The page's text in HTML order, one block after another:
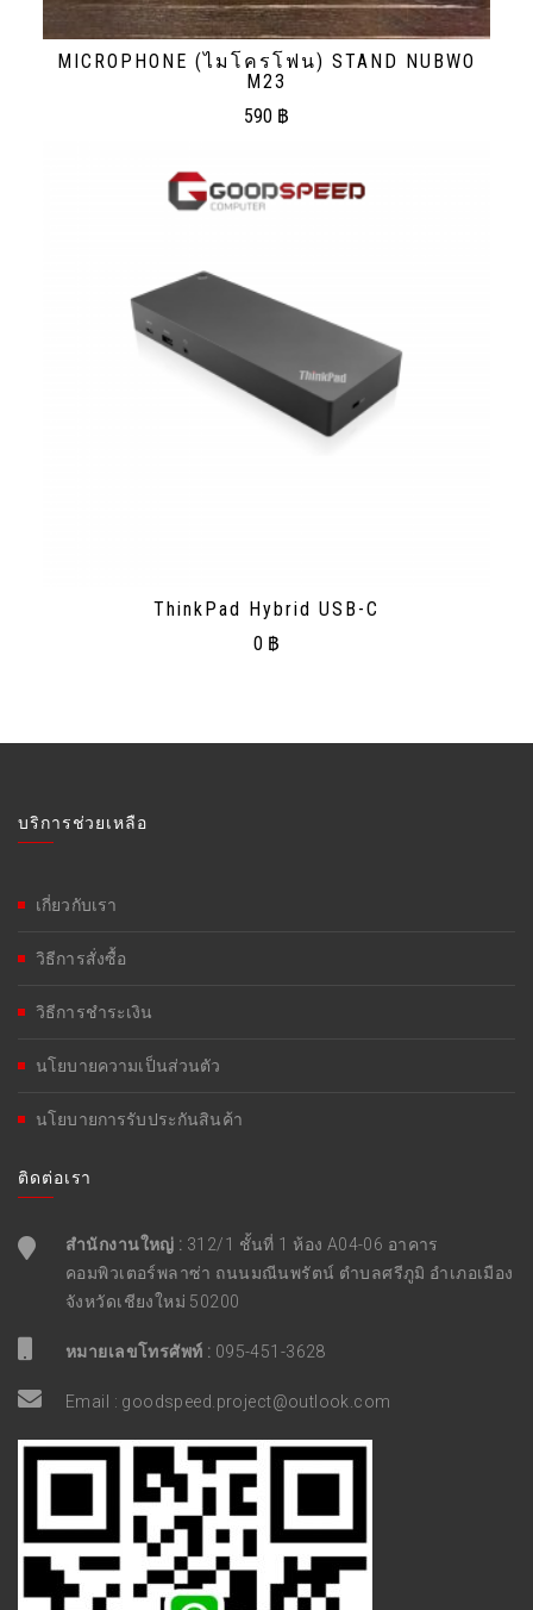
MICROPHONE (ไมโครโฟน) STAND NUBWO
M23
590 ฿
ThinkPad Hybrid USB-C
0 ฿
บริการช่วยเหลือ
เกี่ยวกับเรา
วิธีการสั่งซื้อ
วิธีการชำระเงิน
นโยบายความเป็นส่วนตัว
นโยบายการรับประกันสินค้า
ติดต่อเรา
สำนักงานใหญ่ : 312/1 ชั้นที่ 1 ห้อง A04-06 อาคาร
คอมพิวเตอร์พลาซ่า ถนนมณีนพรัตน์ ตำบลศรีภูมิ อำเภอเมือง
จังหวัดเชียงใหม่ 50200
หมายเลขโทรศัพท์ : 095-451-3628
Email : goodspeed.project@outlook.com